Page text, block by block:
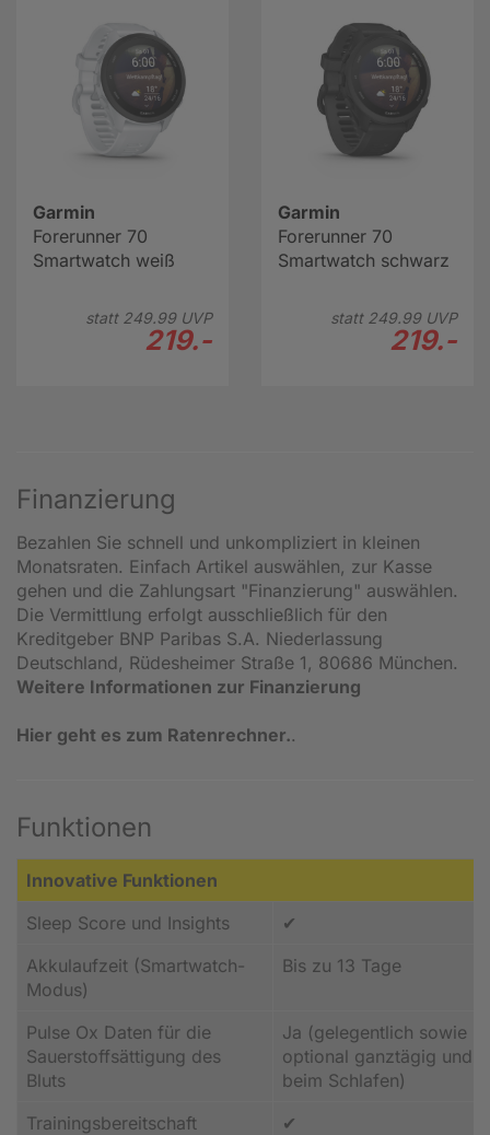
Garmin
Forerunner 70
Smartwatch weiß
statt 249.99UVP
219.-
Garmin
Forerunner 70
Smartwatch schwarz
statt 249.99UVP
219.-
Finanzierung
Bezahlen Sie schnell und unkompliziert in kleinen
Monatsraten. Einfach Artikel auswählen, zur Kasse
gehen und die Zahlungsart "Finanzierung" auswählen.
Die Vermittlung erfolgt ausschließlich für den
Kreditgeber BNP Paribas S.A. Niederlassung
Deutschland, Rüdesheimer Straße 1, 80686 München.
Weitere Informationen zur Finanzierung
Hier geht es zum Ratenrechner..
Funktionen
Innovative Funktionen
Sleep Score und Insights
✔
Akkulaufzeit (Smartwatch-
Modus)
Bis zu 13 Tage
Pulse Ox Daten für die
Sauerstoffsättigung des
Bluts
Ja (gelegentlich sowie
optional ganztägig und
beim Schlafen)
Trainingsbereitschaft
✔